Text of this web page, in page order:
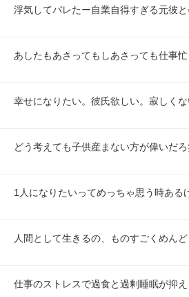
浮気してバレたー自業自得すぎる元彼
あしたもあさってもしあさっても仕事
幸せになりたい。彼氏欲しい。寂しく
どう考えても子供産まない方が偉いだ
1人になりたいってめっちゃ思う時あ
人間として生きるの、ものすごくめん
仕事のストレスで過食と過剰睡眠が抑